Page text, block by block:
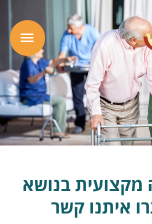
מקצועית בנושא
איתנו קשר